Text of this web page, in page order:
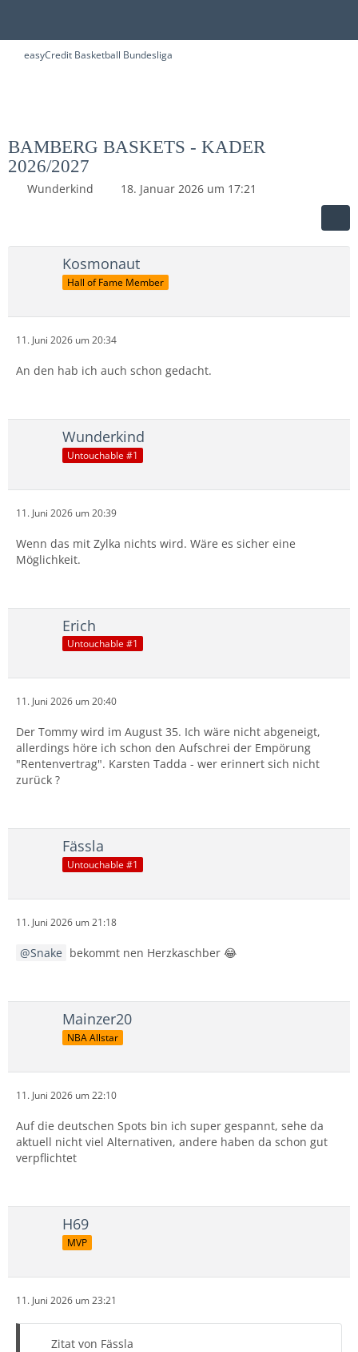
easyCredit Basketball Bundesliga
BAMBERG BASKETS - KADER
2026/2027
Wunderkind 18. Januar 2026 um 17:21
Kosmonaut
Hall of Fame Member
11. Juni 2026 um 20:34
An den hab ich auch schon gedacht.
Wunderkind
Untouchable #1
11. Juni 2026 um 20:39
Wenn das mit Zylka nichts wird. Wäre es sicher eine
Möglichkeit.
Erich
Untouchable #1
11. Juni 2026 um 20:40
Der Tommy wird im August 35. Ich wäre nicht abgeneigt,
allerdings höre ich schon den Aufschrei der Empörung
"Rentenvertrag". Karsten Tadda - wer erinnert sich nicht
zurück ?
Fässla
Untouchable #1
11. Juni 2026 um 21:18
Snake bekommt nen Herzkaschber 😂
Mainzer20
NBA Allstar
11. Juni 2026 um 22:10
Auf die deutschen Spots bin ich super gespannt, sehe da
aktuell nicht viel Alternativen, andere haben da schon gut
verpflichtet
H69
MVP
11. Juni 2026 um 23:21
Zitat von Fässla